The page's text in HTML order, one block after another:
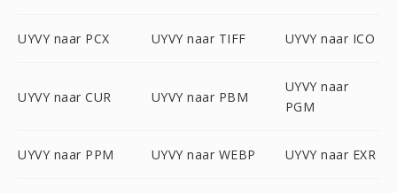
UYVY naar PCX UYVY naar TIFF UYVY naar ICO
UYVY naar CUR UYVY naar PBM
UYVY naar
PGM
UYVY naar PPM UYVY naar WEBP UYVY naar EXR